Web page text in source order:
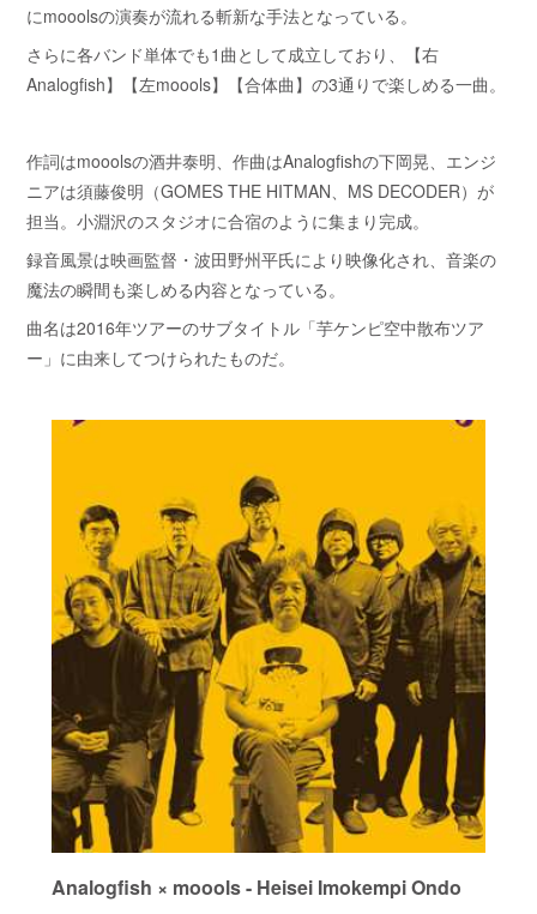
にmooolsの演奏が流れる斬新な手法となっている。
さらに各バンド単体でも1曲として成立しており、【右
Analogfish】【左moools】【合体曲】の3通りで楽しめる一曲。
作詞はmooolsの酒井泰明、作曲はAnalogfishの下岡晃、エンジ
ニアは須藤俊明（GOMES THE HITMAN、MS DECODER）が
担当。小淵沢のスタジオに合宿のように集まり完成。
録音風景は映画監督・波田野州平氏により映像化され、音楽の
魔法の瞬間も楽しめる内容となっている。
曲名は2016年ツアーのサブタイトル「芋ケンピ空中散布ツア
ー」に由来してつけられたものだ。
Analogfish × moools - Heisei Imokempi Ondo